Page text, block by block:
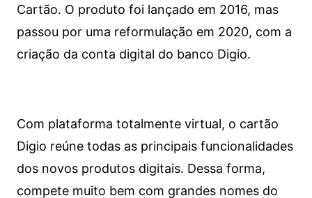
Cartão. O produto foi lançado em 2016, mas
passou por uma reformulação em 2020, com a
criação da conta digital do banco Digio.
Com plataforma totalmente virtual, o cartão
Digio reúne todas as principais funcionalidades
dos novos produtos digitais. Dessa forma,
compete muito bem com grandes nomes do